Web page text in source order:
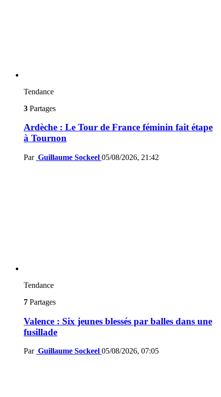
Tendance
3 Partages
Ardèche : Le Tour de France féminin fait étape
à Tournon
Par Guillaume Sockeel 05/08/2026, 21:42
Tendance
7 Partages
Valence : Six jeunes blessés par balles dans une
fusillade
Par Guillaume Sockeel 05/08/2026, 07:05